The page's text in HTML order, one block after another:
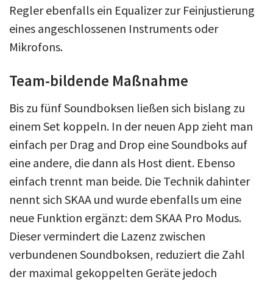
Regler ebenfalls ein Equalizer zur Feinjustierung
eines angeschlossenen Instruments oder
Mikrofons.
Team-bildende Maßnahme
Bis zu fünf Soundboksen ließen sich bislang zu
einem Set koppeln. In der neuen App zieht man
einfach per Drag and Drop eine Soundboks auf
eine andere, die dann als Host dient. Ebenso
einfach trennt man beide. Die Technik dahinter
nennt sich SKAA und wurde ebenfalls um eine
neue Funktion ergänzt: dem SKAA Pro Modus.
Dieser vermindert die Lazenz zwischen
verbundenen Soundboksen, reduziert die Zahl
der maximal gekoppelten Geräte jedoch